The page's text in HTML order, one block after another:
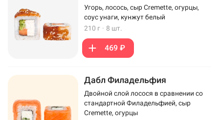
Угорь, лосось, сыр Cremette, огурцы,
соус унаги, кунжут белый
210 г · 8 шт.
469 ₽
Дабл Филадельфия
Двойной слой лосося в сравнении со
стандартной Филадельфией, сыр
Cremette, огурцы